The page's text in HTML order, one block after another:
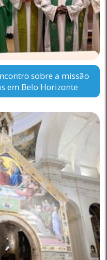
sobre a missão
em Belo Horizonte